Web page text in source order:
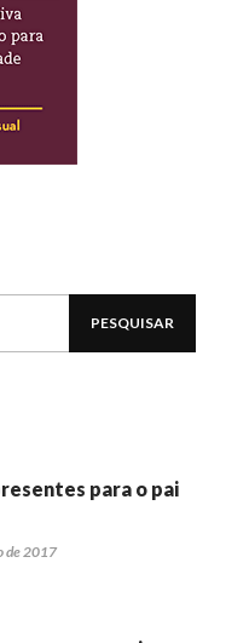
para o pai
de 2017